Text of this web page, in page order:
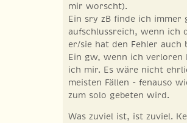
mir worscht).
Ein sry zB finde ich immer
aufschlussreich, wenn ich
er/sie hat den Fehler auch
Ein gw, wenn ich verloren
ich mir. Es wäre nicht
meisten Fällen - fenauso
zum solo gebeten wird.
Was zuviel ist, ist zuviel.